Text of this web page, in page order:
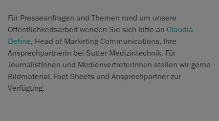
Für Presseanfragen und Themen rund um unsere
Öffentlichkeitsarbeit wenden Sie sich bitte an Claudia
Dehne, Head of Marketing Communications, Ihre
Ansprechpartnerin bei Sutter Medizintechnik. Für
JournalistInnen und MedienvertreterInnen stellen wir gerne
Bildmaterial, Fact Sheets und Ansprechpartner zur
Verfügung.